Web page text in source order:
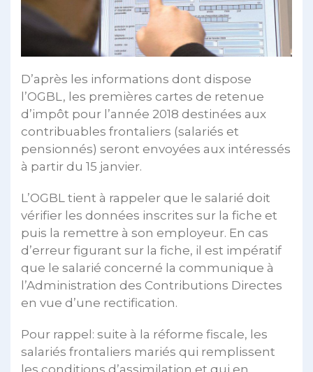
D’après les informations dont dispose
l’OGBL, les premières cartes de retenue
d’impôt pour l’année 2018 destinées aux
contribuables frontaliers (salariés et
pensionnés) seront envoyées aux intéressés
à partir du 15 janvier.
L’OGBL tient à rappeler que le salarié doit
vérifier les données inscrites sur la fiche et
puis la remettre à son employeur. En cas
d’erreur figurant sur la fiche, il est impératif
que le salarié concerné la communique à
l’Administration des Contributions Directes
en vue d’une rectification.
Pour rappel: suite à la réforme fiscale, les
salariés frontaliers mariés qui remplissent
les conditions d’assimilation et qui en